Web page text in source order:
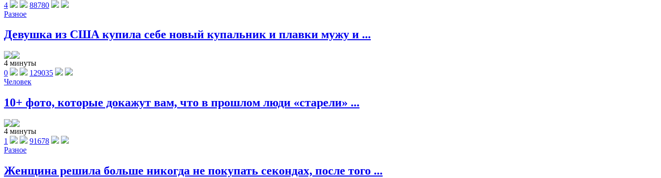
4
88780
Разное
Девушка из США купила себе новый купальник и плавки мужу и ...
4 минуты
0
129035
Человек
10+ фото, которые докажут вам, что в прошлом люди «старели» ...
4 минуты
1
91678
Разное
Женщина решила больше никогда не покупать секондах, после того ...